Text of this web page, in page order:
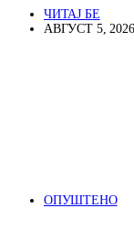
ЧИТАЈ БЕ
АВГУСТ 5, 2026
ОПУШТЕНО